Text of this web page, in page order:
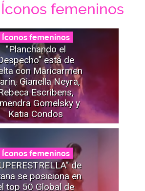
femeninos
Íconos femeninos
"Planchando el
está de
con Maricarmen
Gianella Neyra,
Escribens,
Gomelsky y
Katia Condos
Íconos femeninos
de
se posiciona en
top 50 Global de